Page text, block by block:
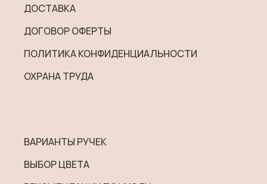
ДОСТАВКА
ДОГОВОР ОФЕРТЫ
ПОЛИТИКА КОНФИДЕНЦИАЛЬНОСТИ
ОХРАНА ТРУДА
ВАРИАНТЫ РУЧЕК
ВЫБОР ЦВЕТА